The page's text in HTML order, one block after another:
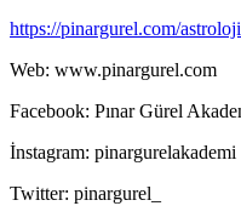
https://pinargurel.com/
Web: www.pinargurel.com
Facebook: Pınar Gürel
İnstagram: pinargurelakademi
Twitter: pinargurel_